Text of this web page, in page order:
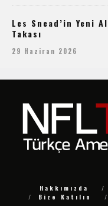
Les Snead’in Yeni
Takası
29 Haziran 2026
Hakkımızda
Bize Katılın